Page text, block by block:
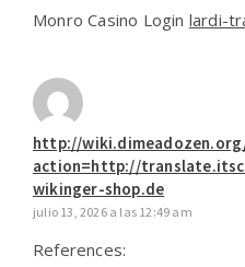
Monro Casino Login lardi-
http://
action=http://
wikinger-shop.de
julio 13, 2026 a las 12:49 am
References: